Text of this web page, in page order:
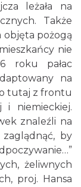
leżała na
Także
objęta pożogą
nie
roku pałac
na
tutaj z frontu
i niemieckiej.
znaleźli na
by
żeliwnych
proj. Hansa